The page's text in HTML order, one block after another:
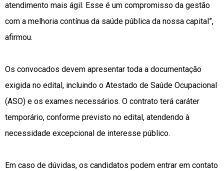
atendimento mais ágil. Esse é um compromisso da gestão
com a melhoria contínua da saúde pública da nossa capital”,
afirmou.
Os convocados devem apresentar toda a documentação
exigida no edital, incluindo o Atestado de Saúde Ocupacional
(ASO) e os exames necessários. O contrato terá caráter
temporário, conforme previsto no edital, atendendo à
necessidade excepcional de interesse público.
Em caso de dúvidas, os candidatos podem entrar em contato